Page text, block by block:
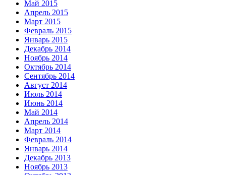
Май 2015
Апрель 2015
Март 2015
Февраль 2015
Январь 2015
Декабрь 2014
Ноябрь 2014
Октябрь 2014
Сентябрь 2014
Август 2014
Июль 2014
Июнь 2014
Май 2014
Апрель 2014
Март 2014
Февраль 2014
Январь 2014
Декабрь 2013
Ноябрь 2013